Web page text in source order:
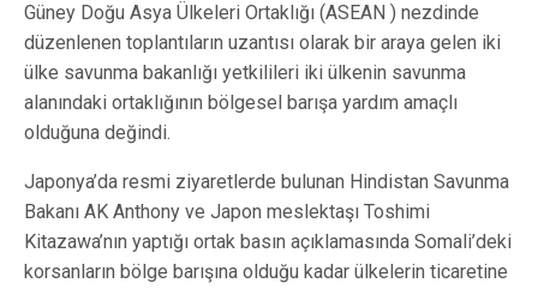
Güney Doğu Asya Ülkeleri Ortaklığı (ASEAN ) nezdinde
düzenlenen toplantıların uzantısı olarak bir araya gelen iki
ülke savunma bakanlığı yetkilileri iki ülkenin savunma
alanındaki ortaklığının bölgesel barışa yardım amaçlı
olduğuna değindi.
Japonya’da resmi ziyaretlerde bulunan Hindistan Savunma
Bakanı AK Anthony ve Japon meslektaşı Toshimi
Kitazawa’nın yaptığı ortak basın açıklamasında Somali’deki
korsanların bölge barışına olduğu kadar ülkelerin ticaretine